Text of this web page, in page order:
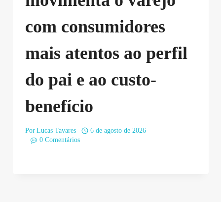
com consumidores
mais atentos ao perfil
do pai e ao custo-
benefício
Por Lucas Tavares
6 de agosto de 2026
0 Comentários